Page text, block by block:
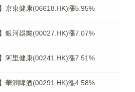
京東健康(06618.HK)漲5.95%
銀河娛樂(00027.HK)漲7.07%
阿里健康(00241.HK)漲7.51%
華潤啤酒(00291.HK)漲4.58%